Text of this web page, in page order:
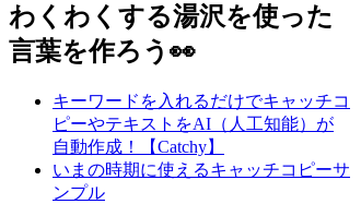
わくわくする湯沢を使った
言葉を作ろう👀
キーワードを入れるだけでキャッチコ
ピーやテキストをAI（人工知能）が
自動作成！【Catchy】
いまの時期に使えるキャッチコピーサ
ンプル